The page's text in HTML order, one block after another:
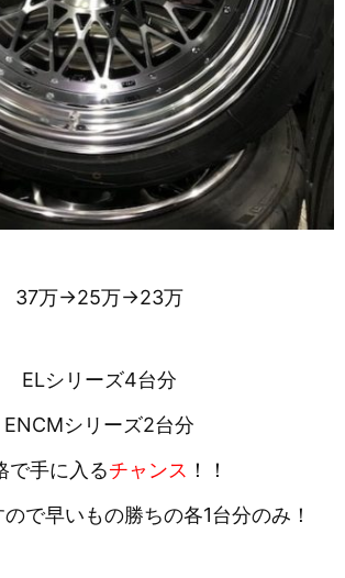
37万→25万→23万
ELシリーズ4台分
ENCMシリーズ2台分
で手に入るチャンス ！！
で早いもの勝ちの各1台分のみ！